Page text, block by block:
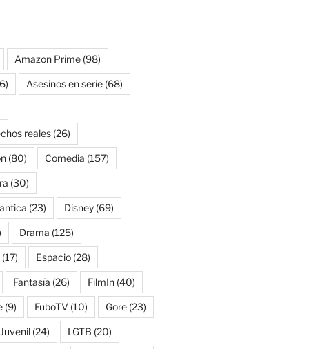
Amazon Prime(98)
Asesinos en serie(68)
reales(26)
(80) Comedia (157)
(30)
(23) Disney(69)
Drama (125)
(17) Espacio(28)
Fantasía (26) FilmIn(40)
(9) FuboTV (10) Gore(23)
Juvenil(24) LGTB (20)